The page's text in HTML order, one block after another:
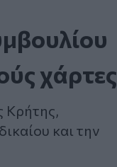
χάρτες
Κρήτης,
και την